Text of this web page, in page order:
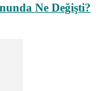
Ne Değişti?